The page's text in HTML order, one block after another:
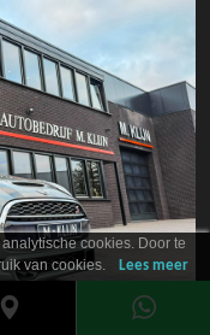
cookies. Door te
van cookies.
Lees meer